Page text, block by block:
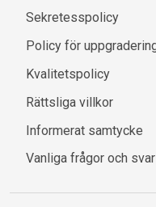
Sekretesspolicy
Policy för
Kvalitetspolicy
Rättsliga villkor
Informerat samtycke
Vanliga frågor och svar